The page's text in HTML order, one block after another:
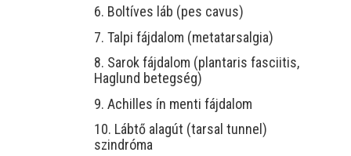
6. Boltíves láb (pes cavus)
7. Talpi fájdalom (metatarsalgia)
8. Sarok fájdalom (plantaris fasciitis,
Haglund betegség)
9. Achilles ín menti fájdalom
10. Lábtő alagút (tarsal tunnel)
szindróma